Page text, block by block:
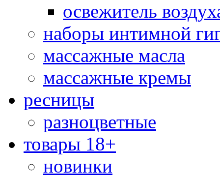
освежитель
наборы интимной
массажные масла
массажные кремы
ресницы
разноцветные
товары 18+
новинки